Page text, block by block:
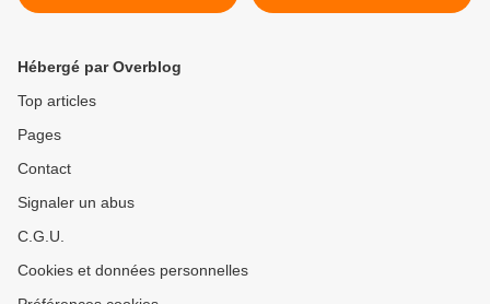
#reflexion #mavie >
Hébergé par Overblog
Top articles
Pages
Contact
Signaler un abus
C.G.U.
Cookies et données personnelles